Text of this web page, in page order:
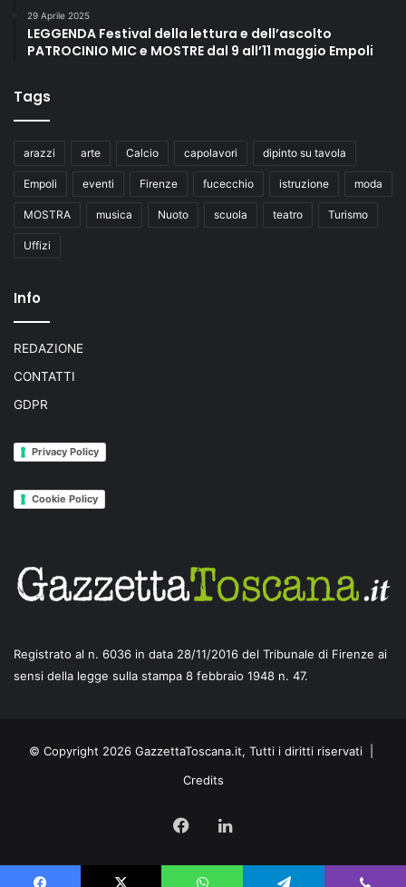
29 Aprile 2025
LEGGENDA Festival della lettura e dell’ascolto
PATROCINIO MIC e MOSTRE dal 9 all’11 maggio Empoli
Tags
arazzi arte Calcio capolavori dipinto su tavola
Empoli eventi Firenze fucecchio istruzione moda
MOSTRA musica Nuoto scuola teatro Turismo
Uffizi
Info
REDAZIONE
CONTATTI
GDPR
Privacy Policy
Cookie Policy
Registrato al n. 6036 in data 28/11/2016 del Tribunale di Firenze ai
sensi della legge sulla stampa 8 febbraio 1948 n. 47.
© Copyright 2026 GazzettaToscana.it, Tutti i diritti riservati |
Credits
FacebookLinkedIn